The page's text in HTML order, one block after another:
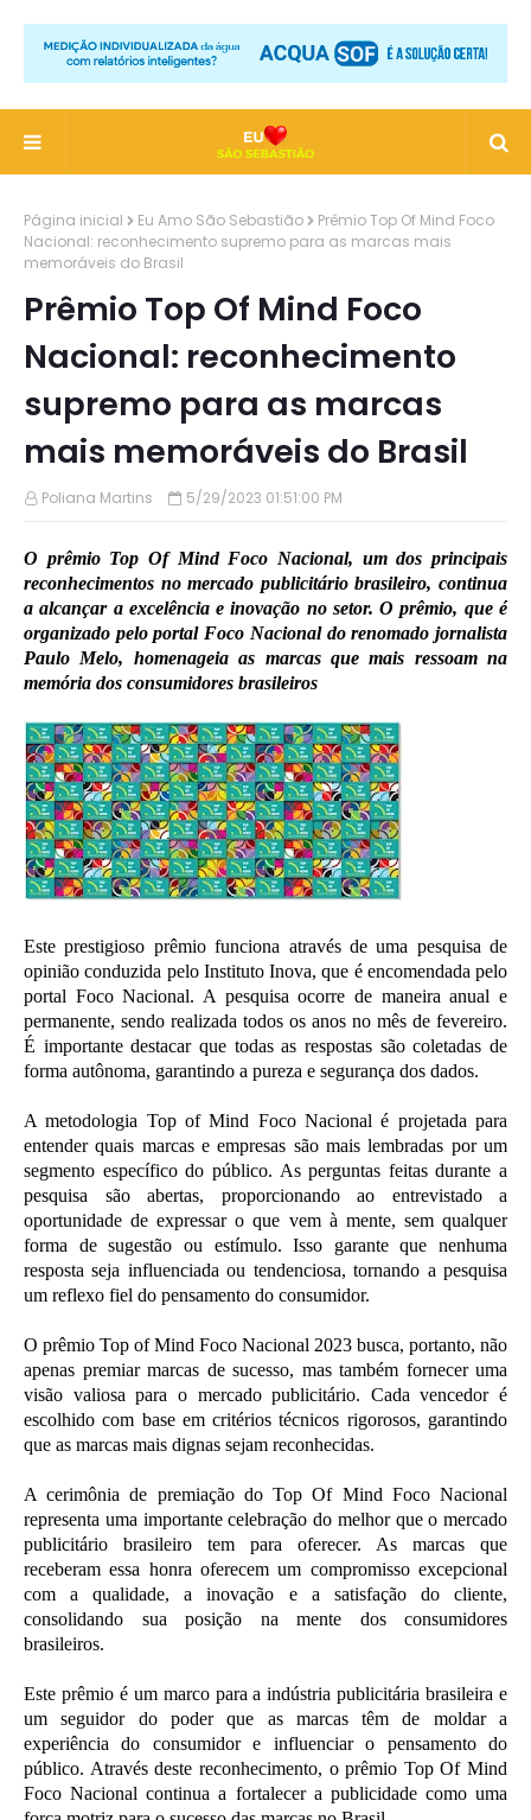
Página inicial Eu Amo São Sebastião
Prêmio Top Of Mind Foco
Nacional: reconhecimento supremo para as marcas mais
memoráveis do Brasil
Prêmio Top Of Mind Foco
Nacional: reconhecimento
supremo para as marcas
mais memoráveis do Brasil
Poliana Martins 5/29/2023 01:51:00 PM
O prêmio Top Of Mind Foco Nacional, um dos principais
reconhecimentos no mercado publicitário brasileiro, continua
a alcançar a excelência e inovação no setor. O prêmio, que é
organizado pelo portal Foco Nacional do renomado jornalista
Paulo Melo, homenageia as marcas que mais ressoam na
memória dos consumidores brasileiros
Este prestigioso prêmio funciona através de uma pesquisa de
opinião conduzida pelo Instituto Inova, que é encomendada pelo
portal Foco Nacional. A pesquisa ocorre de maneira anual e
permanente, sendo realizada todos os anos no mês de fevereiro.
É importante destacar que todas as respostas são coletadas de
forma autônoma, garantindo a pureza e segurança dos dados.
A metodologia Top of Mind Foco Nacional é projetada para
entender quais marcas e empresas são mais lembradas por um
segmento específico do público. As perguntas feitas durante a
pesquisa são abertas, proporcionando ao entrevistado a
oportunidade de expressar o que vem à mente, sem qualquer
forma de sugestão ou estímulo. Isso garante que nenhuma
resposta seja influenciada ou tendenciosa, tornando a pesquisa
um reflexo fiel do pensamento do consumidor.
O prêmio Top of Mind Foco Nacional 2023 busca, portanto, não
apenas premiar marcas de sucesso, mas também fornecer uma
visão valiosa para o mercado publicitário. Cada vencedor é
escolhido com base em critérios técnicos rigorosos, garantindo
que as marcas mais dignas sejam reconhecidas.
A cerimônia de premiação do Top Of Mind Foco Nacional
representa uma importante celebração do melhor que o mercado
publicitário brasileiro tem para oferecer. As marcas que
receberam essa honra oferecem um compromisso excepcional
com a qualidade, a inovação e a satisfação do cliente,
consolidando sua posição na mente dos consumidores
brasileiros.
Este prêmio é um marco para a indústria publicitária brasileira e
um seguidor do poder que as marcas têm de moldar a
experiência do consumidor e influenciar o pensamento do
público. Através deste reconhecimento, o prêmio Top Of Mind
Foco Nacional continua a fortalecer a publicidade como uma